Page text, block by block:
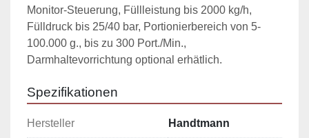
Monitor-Steuerung, Füllleistung bis 2000 kg/h,
Fülldruck bis 25/40 bar, Portionierbereich von 5-
100.000 g., bis zu 300 Port./Min.,
Darmhaltevorrichtung optional erhätlich.
Spezifikationen
Hersteller Handtmann